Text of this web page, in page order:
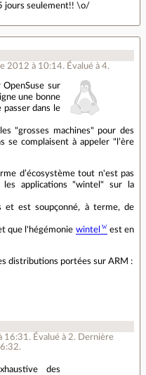
jours seulement!! \o/
2012 à 10:14. Évalué à 4.
sur
une bonne
dans le
"grosses machines" pour des
se complaisent à appeler "l’ère
d’écosystème tout n'est pas
applications "wintel" sur la
et est soupçonné, à terme, de
que l'hégémonie wintel
est en
distributions portées sur ARM :
16:31 . Évalué à 2. Dernière
des